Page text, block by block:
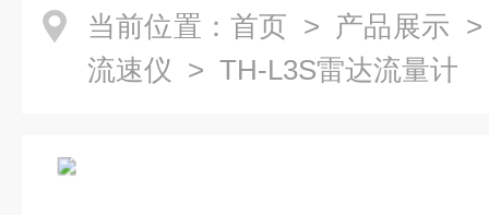
当前位置： 首页 > 产品展示
流速仪 > TH-L3S雷达流量计